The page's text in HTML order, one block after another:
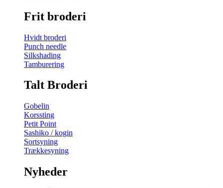
Frit broderi
Hvidt broderi
Punch needle
Silkshading
Tamburering
Talt Broderi
Gobelin
Korssting
Petit Point
Sashiko / kogin
Sortsyning
Trækkesyning
Nyheder